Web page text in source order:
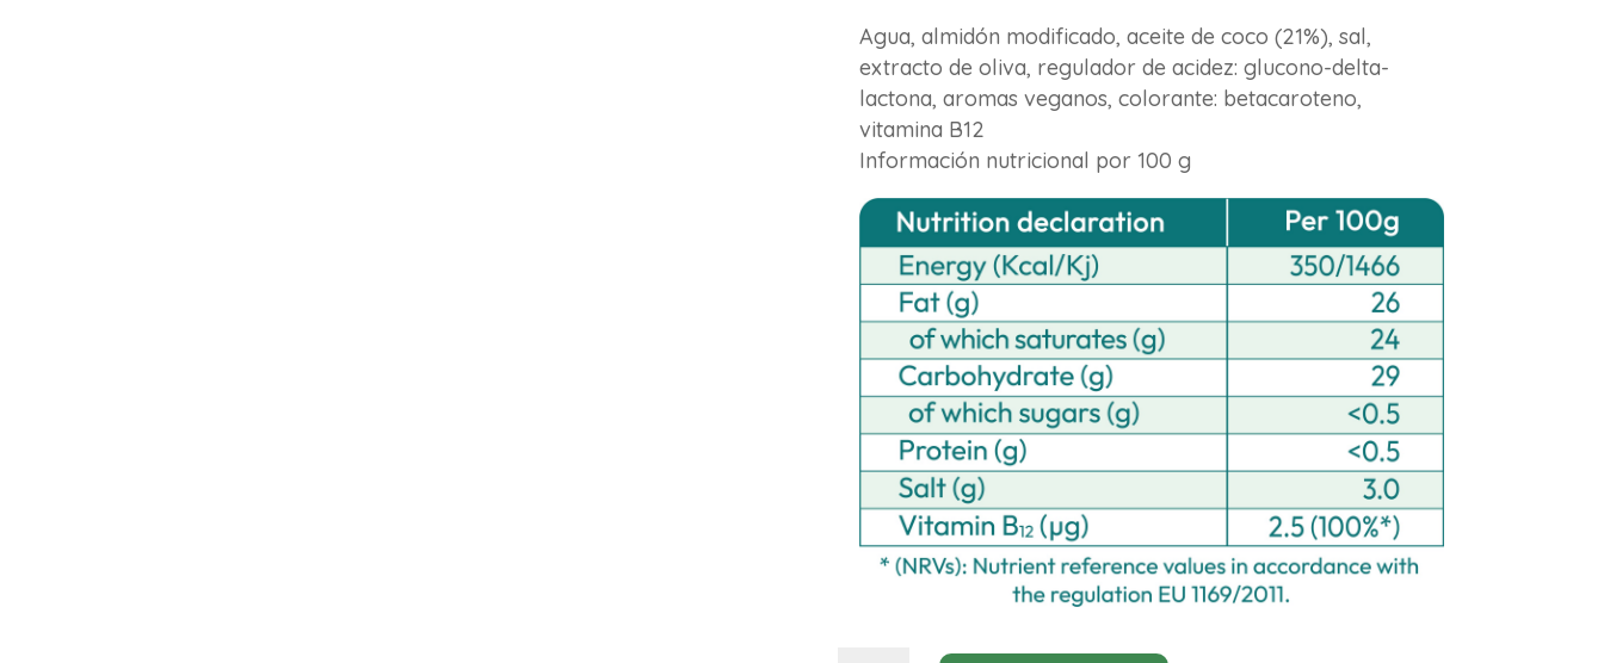
Agua, almidón modificado, aceite de coco (21%), sal,
extracto de oliva, regulador de acidez: glucono-delta-
lactona, aromas veganos, colorante: betacaroteno,
vitamina B12
Información nutricional por 100 g